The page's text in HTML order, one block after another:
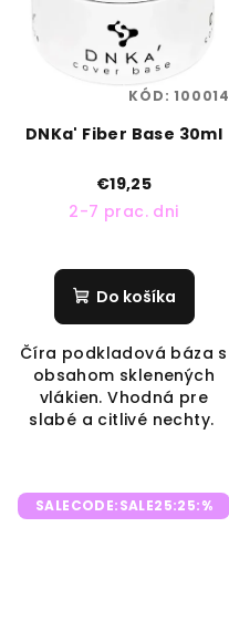
DNKa' Fiber Base 30ml
€19,25
2-7 prac. dni
Do košíka
Číra podkladová báza s
obsahom sklenených
vlákien. Vhodná pre
slabé a citlivé nechty.
KÓD:100014
SALECODE:SALE25:25:%